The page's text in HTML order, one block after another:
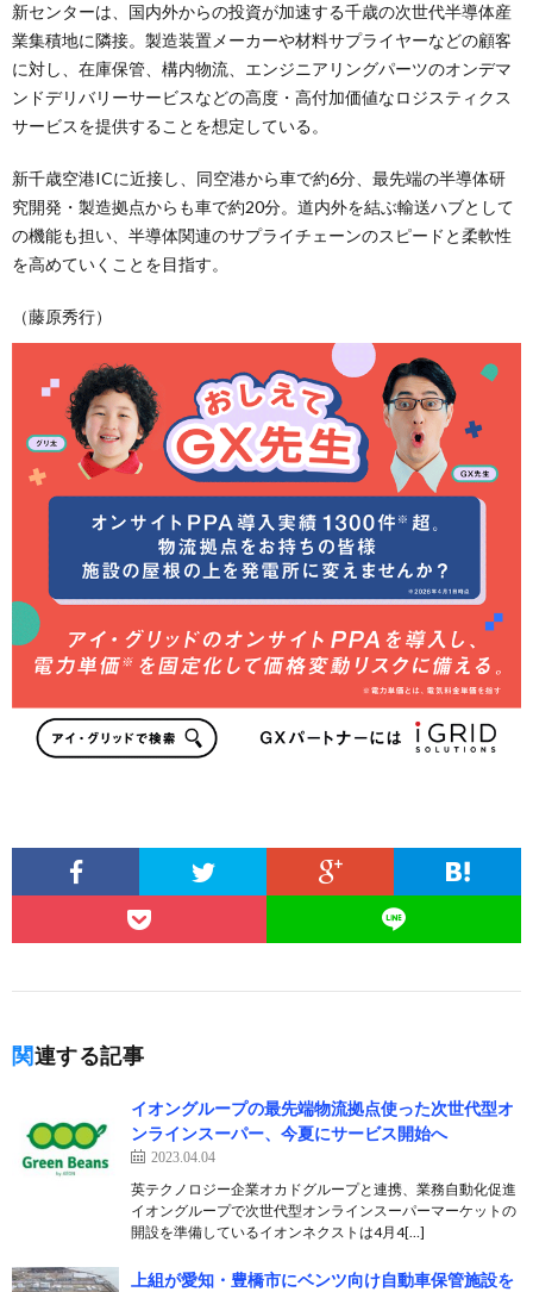
新センターは、国内外からの投資が加速する千歳の次世代半導体産
業集積地に隣接。製造装置メーカーや材料サプライヤーなどの顧客
に対し、在庫保管、構内物流、エンジニアリングパーツのオンデマ
ンドデリバリーサービスなどの高度・高付加価値なロジスティクス
サービスを提供することを想定している。
新千歳空港ICに近接し、同空港から車で約6分、最先端の半導体研
究開発・製造拠点からも車で約20分。道内外を結ぶ輸送ハブとして
の機能も担い、半導体関連のサプライチェーンのスピードと柔軟性
を高めていくことを目指す。
（藤原秀行）
関連する記事
イオングループの最先端物流拠点使った次世代型オ
ンラインスーパー、今夏にサービス開始へ
2023.04.04
英テクノロジー企業オカドグループと連携、業務自動化促進
イオングループで次世代型オンラインスーパーマーケットの
開設を準備しているイオンネクストは4月4[…]
上組が愛知・豊橋市にベンツ向け自動車保管施設を